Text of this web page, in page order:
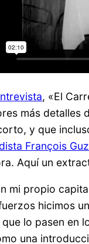
, «El
más detalles
y que
François
Aquí un
mi propio
hicimos
lo pasen en
una